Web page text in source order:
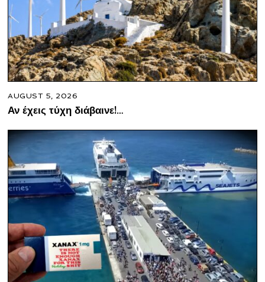
AUGUST 5, 2026
Αν έχεις τύχη διάβαινε!…